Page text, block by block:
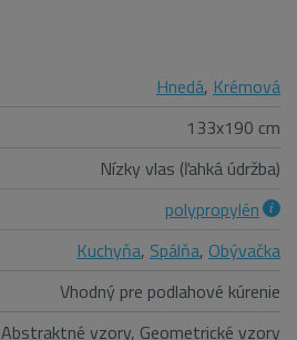
Hnedá, Krémová
133x190 cm
Nízky vlas (ľahká údržba)
polypropylén
Kuchyňa, Spálňa, Obývačka
Vhodný pre podlahové kúrenie
Abstraktné vzory, Geometrické vzory